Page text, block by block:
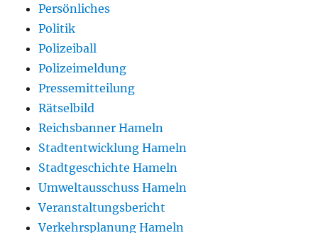
Persönliches
Politik
Polizeiball
Polizeimeldung
Pressemitteilung
Rätselbild
Reichsbanner Hameln
Stadtentwicklung Hameln
Stadtgeschichte Hameln
Umweltausschuss Hameln
Veranstaltungsbericht
Verkehrsplanung Hameln